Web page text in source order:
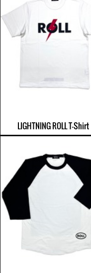
LIGHTNING ROLL T-Shirt